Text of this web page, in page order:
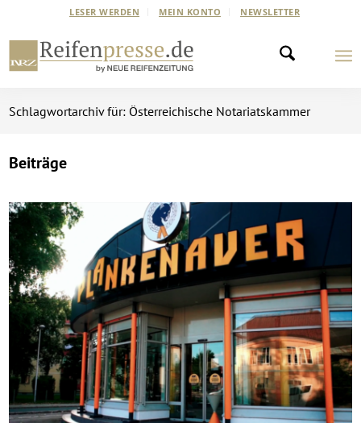
LESER WERDEN MEIN KONTO NEWSLETTER
Schlagwortarchiv für: Österreichische Notariatskammer
Beiträge